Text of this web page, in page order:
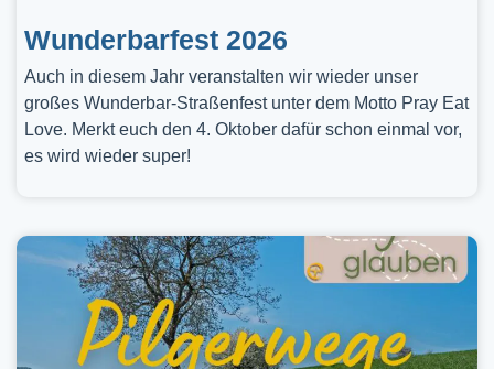
Wunderbarfest 2026
Auch in diesem Jahr veranstalten wir wieder unser
großes Wunderbar-Straßenfest unter dem Motto Pray Eat
Love. Merkt euch den 4. Oktober dafür schon einmal vor,
es wird wieder super!